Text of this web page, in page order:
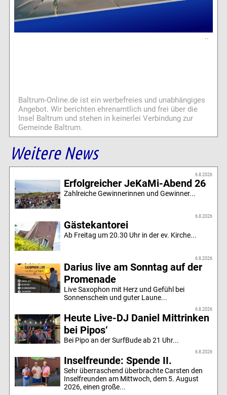
..
Baltrum-Online.de ist ein werbefreies und unabhängiges
Angebot. Wir berichten ehrenamtlich und frei über die
Insel Baltrum und stehen in keinerlei Verbindung zur
Gemeinde Baltrum.
Weitere News
6.8.2026
Erfolgreicher JeKaMi-Abend 26
Zahlreiche Gewinnerinnen und Gewinner...
6.8.2026
Gästekantorei
Ab Freitag um 20.30 Uhr in der ev. Kirche...
6.8.2026
Darius live am Sonntag auf der
Promenade
Live Saxophon mit Herz und Gefühl bei
Sonnenschein und guter Laune...
6.8.2026
Heute Live-DJ Daniel Mittrinken
bei Pipos‘
Bei Pipo an der SurfBude ab 21 Uhr...
6.8.2026
Inselfreunde: Spende II.
Sehr überraschend überbrachte Carsten den
Inselfreunden am Mittwoch, dem 5. August
2026, einen große...